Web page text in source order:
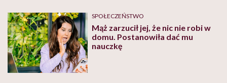
SPOŁECZEŃSTWO
Mąż zarzucił jej, że nic nie robi w
domu. Postanowiła dać mu
nauczkę